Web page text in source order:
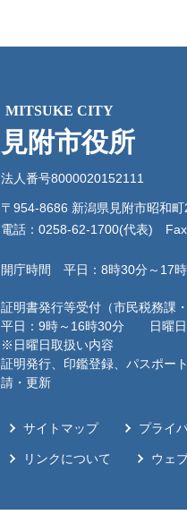
MITSUKE CITY
見附市役所
法人番号8000020152111
〒954-8686 新潟県見附市昭和
電話：0258-62-1700(代表)
開庁時間 平日：8時30分～17
証明書発行等受付（市民税務課
平日：9時～16時30分 日曜日
※日曜日取扱い内容
証明発行、印鑑登録、パスポー
請・更新
サイトマップ プライ
リンクについて ウェ